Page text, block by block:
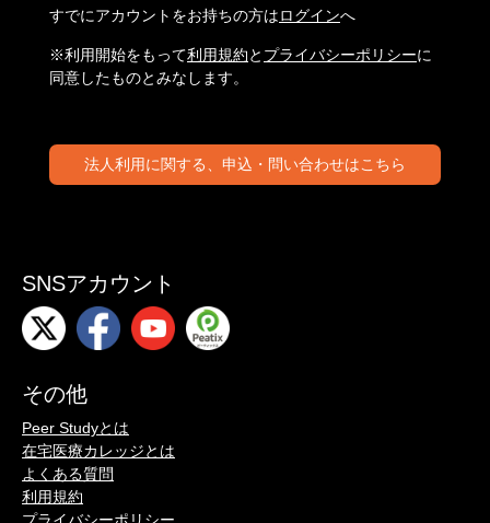
すでにアカウントをお持ちの方はログインへ
※利用開始をもって利用規約と プライバシーポリシーに
同意したものとみなします。
法人利用に関する、申込・問い合わせはこちら
SNSアカウント
その他
Peer Studyとは
在宅医療カレッジとは
よくある質問
利用規約